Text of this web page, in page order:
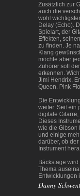
Zusätzlich zur
auch die
wohl
Delay (Echo).
Spielart, der
Effekten,
zu finden. Je
Klang
möchte aber
Zuhörer soll
erkennen.
Jimi Hendrix,
Queen, Pink
Die
weiter. Seit ein
digitale Gitarre,
Dieses
wie die Gibson
und einige
darüber, ob
Instrument
Bäckstage
Thema
Entwicklungen
Danny